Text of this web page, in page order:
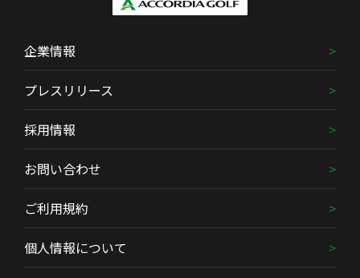
企業情報
プレスリリース
採用情報
お問い合わせ
ご利用規約
個人情報について